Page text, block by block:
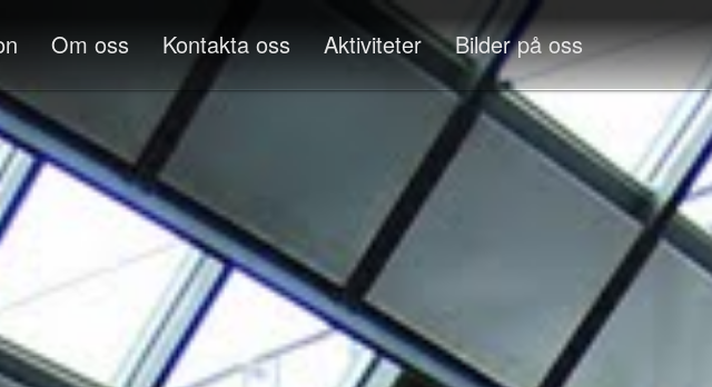
Om oss Kontakta oss Aktiviteter Bilder på oss